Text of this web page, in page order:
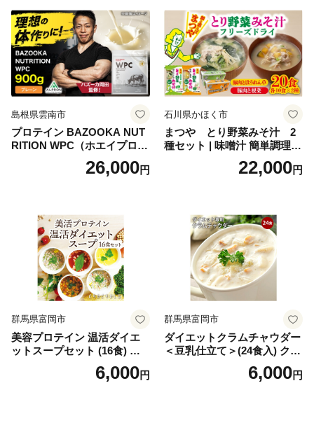
ち 本格おせち おせち予約 年
末 年始 お取り寄せ 新春 贅沢
おせち こだわりおせち 惣菜
老舗おせち ふるさと納税お
せち 御節 お節料理 正月 調理
不要 おせち料理2027
島根県雲南市
プロテイン BAZOOKA NUT
RITION WPC（ホエイプロテ
イン）＜プレーン＞ 900g｜
バズーカ岡田監修・植物由来
ロン [AIEN005]
26,000円
石川県かほく市
まつや とり野菜みそ汁 2
種セット | 味噌汁 簡単調理
お味噌 おみそ みそ とり野菜
時短料理 時短ごはん ご当地
22,000円
群馬県富岡市
美容プロテイン 温活ダイエ
ットスープセット (16食) 小
分け スープ 食べ比べ セット
詰合せ クラムチャウダー チ
6,000円
群馬県富岡市
ダイエットクラムチャウダー
＜豆乳仕立て＞(24食入) クラ
ムチャウダー 豆乳 ダイエッ
ト スープ プロテイン たんぱ
6,000円